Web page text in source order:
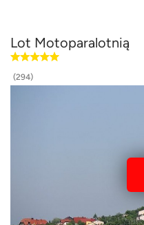
Lot Motoparalotnią
(294)